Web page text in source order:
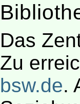
Das
Zu
bsw.de.